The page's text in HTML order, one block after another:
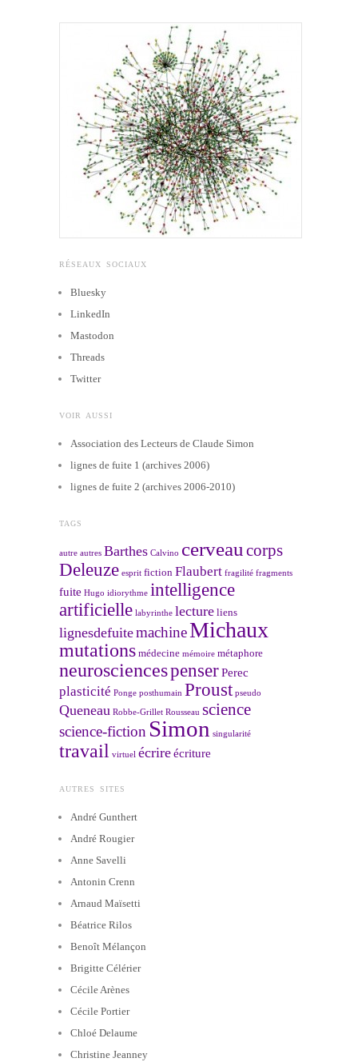
RÉSEAUX SOCIAUX
Bluesky
LinkedIn
Mastodon
Threads
Twitter
VOIR AUSSI
Association des Lecteurs de Claude Simon
lignes de fuite 1 (archives 2006)
lignes de fuite 2 (archives 2006-2010)
TAGS
autre autres Barthes Calvino cerveau corps
Deleuze esprit fiction Flaubert fragilité fragments
fuite Hugo idiorythme intelligence
artificielle labyrinthe lecture liens
lignesdefuitemachineMichaux
mutations médecine mémoire métaphore
neurosciencespenserPerec
plasticité Ponge posthumain Proust pseudo
Queneau Robbe-Grillet Rousseau science
science-fiction Simon singularité
travail virtuel écrireécriture
AUTRES SITES
André Gunthert
André Rougier
Anne Savelli
Antonin Crenn
Arnaud Maïsetti
Béatrice Rilos
Benoît Mélançon
Brigitte Célérier
Cécile Arènes
Cécile Portier
Chloé Delaume
Christine Jeanney